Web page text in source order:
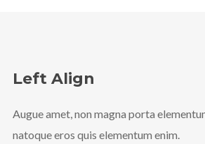
Left Align
Augue amet, non magna porta
natoque eros quis elementum enim.